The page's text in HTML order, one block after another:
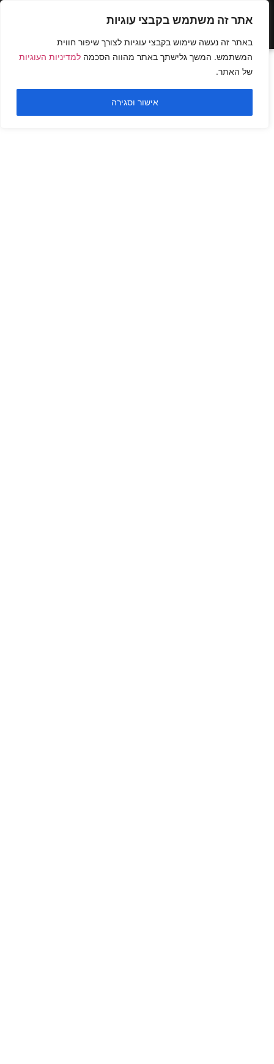
אתר זה משתמש בקבצי עוגיות
באתר זה נעשה שימוש בקבצי עוגיות לצורך שיפור חווית
המשתמש. המשך גלישתך באתר מהווה הסכמה למדיניות העוגיות
של האתר.
אישור וסגירה